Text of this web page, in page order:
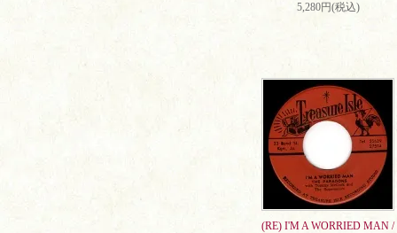
5,280円(税込)
(RE) I'M A WORRIED MAN /